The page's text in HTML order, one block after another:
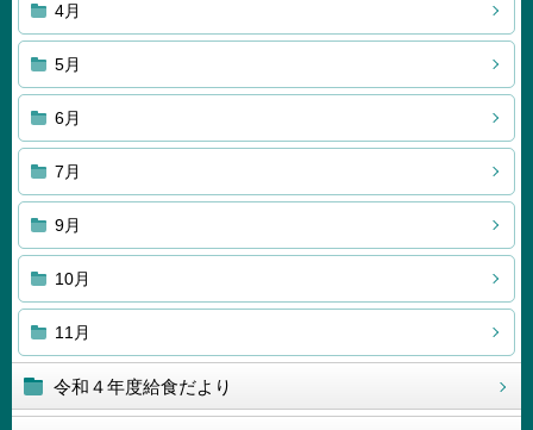
4月
5月
6月
7月
9月
10月
11月
令和４年度給食だより